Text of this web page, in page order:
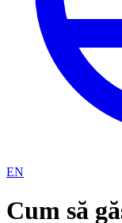
EN
Cum să